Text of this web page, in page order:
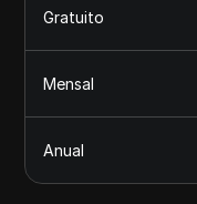
Gratuito
Mensal
Anual